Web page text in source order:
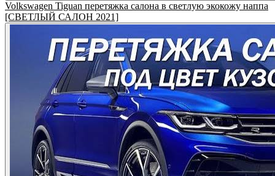
Volkswagen Tiguan перетяжка салона в светлую экокожу наппа
[СВЕТЛЫЙ САЛОН 2021]